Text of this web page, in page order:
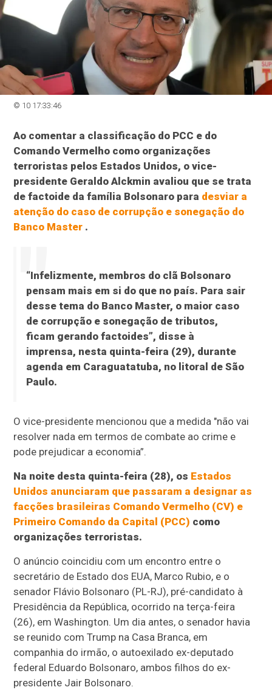
© 10 17:33:46
Ao comentar a classificação do PCC e do
Comando Vermelho como organizações
terroristas pelos Estados Unidos, o vice-
presidente Geraldo Alckmin avaliou que se trata
de factoide da família Bolsonaro para desviar a
atenção do caso de corrupção e sonegação do
Banco Master .
“Infelizmente, membros do clã Bolsonaro
pensam mais em si do que no país. Para sair
desse tema do Banco Master, o maior caso
de corrupção e sonegação de tributos,
ficam gerando factoides”, disse à
imprensa, nesta quinta-feira (29), durante
agenda em Caraguatatuba, no litoral de São
Paulo.
O vice-presidente mencionou que a medida "não vai
resolver nada em termos de combate ao crime e
pode prejudicar a economia”.
Na noite desta quinta-feira (28), os Estados
Unidos anunciaram que passaram a designar as
facções brasileiras Comando Vermelho (CV) e
Primeiro Comando da Capital (PCC) como
organizações terroristas.
O anúncio coincidiu com um encontro entre o
secretário de Estado dos EUA, Marco Rubio, e o
senador Flávio Bolsonaro (PL-RJ), pré-candidato à
Presidência da República, ocorrido na terça-feira
(26), em Washington. Um dia antes, o senador havia
se reunido com Trump na Casa Branca, em
companhia do irmão, o autoexilado ex-deputado
federal Eduardo Bolsonaro, ambos filhos do ex-
presidente Jair Bolsonaro.